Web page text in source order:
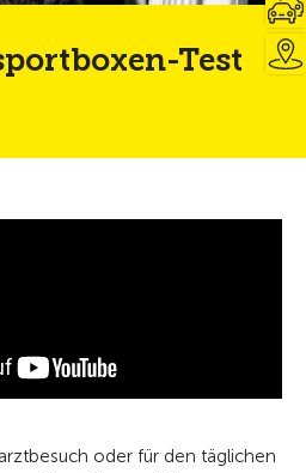
Test
oder für den täglichen